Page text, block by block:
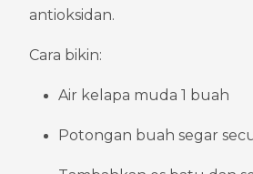
antioksidan.
Cara bikin:
Air kelapa muda 1 buah
Potongan buah segar